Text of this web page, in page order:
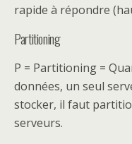
rapide à répondre
Partitioning
P = Partitioning =
données, un seul
stocker, il faut
serveurs.